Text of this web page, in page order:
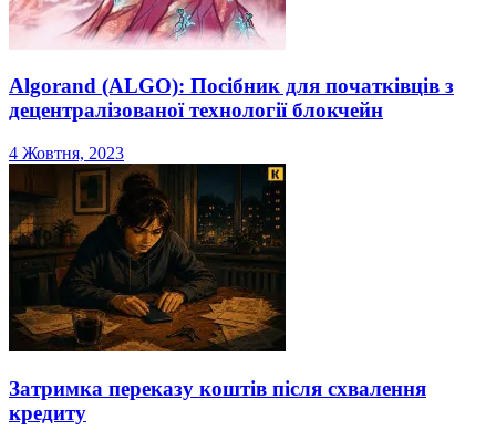
Algorand (ALGO): Посібник для початківців з
децентралізованої технології блокчейн
4 Жовтня, 2023
Затримка переказу коштів після схвалення
кредиту